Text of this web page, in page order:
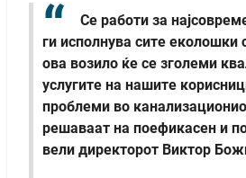
Се работи за
ги исполнува сите еколошки
ова возило ќе се зголеми
услугите на нашите
проблеми во
решаваат на поефикасен и
вели директорот Виктор